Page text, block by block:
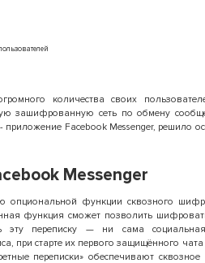
количества своих
зашифрованную сеть по обмену
Facebook Messenger, решило
Messenger
опциональной функции сквозного
функция сможет позволить
эту переписку — ни сама
при старте их первого защищённого
переписки» обеспечивают